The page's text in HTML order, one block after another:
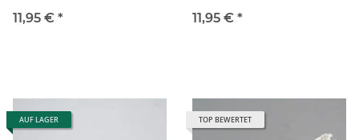
11,95 € *
11,95 € *
AUF LAGER TOP BEWERTET